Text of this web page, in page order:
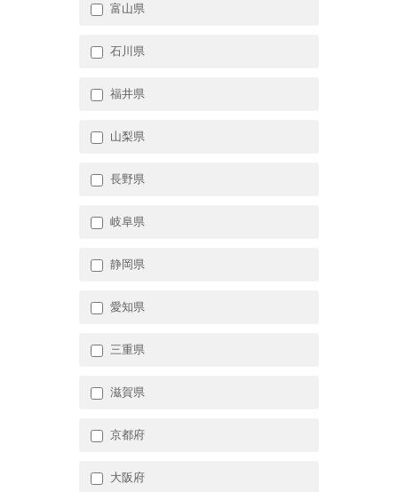
富山県
石川県
福井県
山梨県
長野県
岐阜県
静岡県
愛知県
三重県
滋賀県
京都府
大阪府